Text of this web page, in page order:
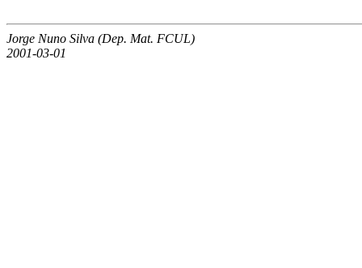
Jorge Nuno Silva (Dep. Mat. FCUL)
2001-03-01